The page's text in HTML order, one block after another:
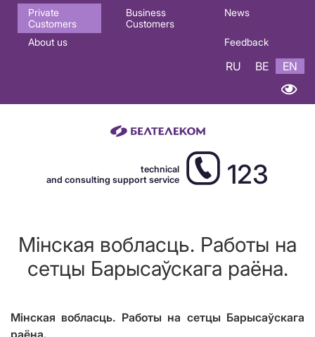
Основная
навигация
Private
Customers
Business
Customers
News
About us Feedback
RU BE EN
technical
and consulting support service
123
Мінская вобласць. Работы на
сетцы Барысаўскага раёна.
Мінская вобласць. Работы на сетцы Барысаўскага